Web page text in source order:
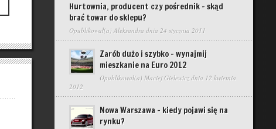
Hurtownia, producent czy pośrednik – skąd
brać towar do sklepu?
Opublikował(a) Aleksandra dnia 24 stycznia 2011
Zarób dużo i szybko – wynajmij
mieszkanie na Euro 2012
Opublikował(a) Maciej Gielewiczdnia 12 kwietnia
2012
Nowa Warszawa – kiedy pojawi się na
rynku?